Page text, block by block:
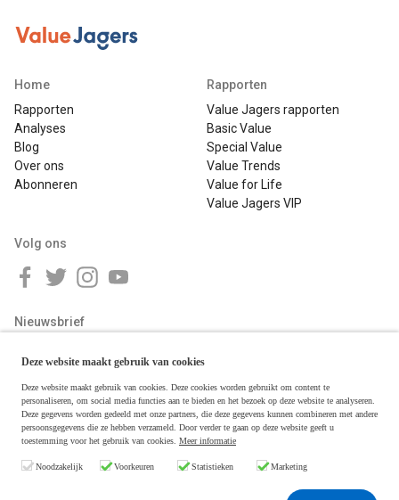
Home
Rapporten
Analyses
Blog
Over ons
Abonneren
Rapporten
Value Jagers rapporten
Basic Value
Special Value
Value Trends
Value for Life
Value Jagers VIP
Volg ons
Nieuwsbrief
Deze website maakt gebruik van cookies
Deze website maakt gebruik van cookies. Deze cookies worden gebruikt om content te
personaliseren, om social media functies aan te bieden en het bezoek op deze website te analyseren.
Deze gegevens worden gedeeld met onze partners, die deze gegevens kunnen combineren met andere
persoonsgegevens die ze hebben verzameld. Door verder te gaan op deze website geeft u
toestemming voor het gebruik van cookies. Meer informatie
Noodzakelijk Voorkeuren Statistieken Marketing